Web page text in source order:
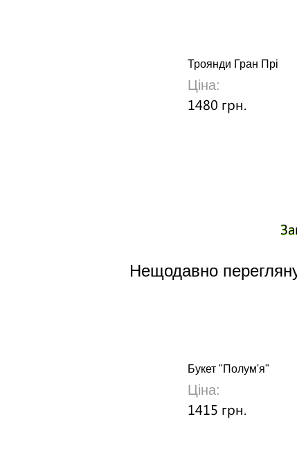
Троянди Гран Прі
Ціна:
1480 грн.
Нещодавно
Букет "Полум'я"
Ціна:
1415 грн.